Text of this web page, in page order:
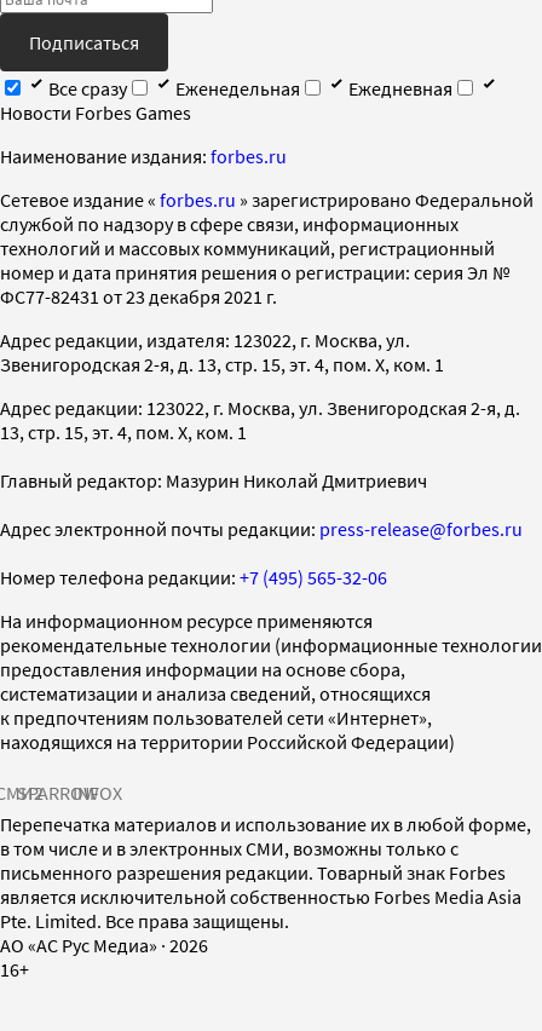
Подписаться
Все сразу
Еженедельная
Ежедневная
Новости Forbes Games
Наименование издания: forbes.ru
Cетевое издание « forbes.ru » зарегистрировано Федеральной
службой по надзору в сфере связи, информационных
технологий и массовых коммуникаций, регистрационный
номер и дата принятия решения о регистрации: серия Эл №
ФС77-82431 от 23 декабря 2021 г.
Адрес редакции, издателя: 123022, г. Москва, ул.
Звенигородская 2-я, д. 13, стр. 15, эт. 4, пом. X, ком. 1
Адрес редакции: 123022, г. Москва, ул. Звенигородская 2-я, д.
13, стр. 15, эт. 4, пом. X, ком. 1
Главный редактор: Мазурин Николай Дмитриевич
Адрес электронной почты редакции: press-release@forbes.ru
Номер телефона редакции: +7 (495) 565-32-06
На информационном ресурсе применяются
рекомендательные технологии (информационные технологии
предоставления информации на основе сбора,
систематизации и анализа сведений, относящихся
к предпочтениям пользователей сети «Интернет»,
находящихся на территории Российской Федерации)
SPARROWINFOX
Перепечатка материалов и использование их в любой форме,
в том числе и в электронных СМИ, возможны только с
письменного разрешения редакции. Товарный знак Forbes
является исключительной собственностью Forbes Media Asia
Pte. Limited. Все права защищены.
AO «АС Рус Медиа» · 2026
16+